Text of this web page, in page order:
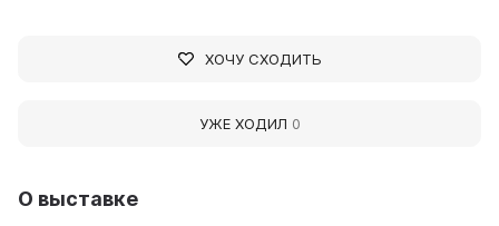
О выставке
ХОЧУ СХОДИТЬ
УЖЕ ХОДИЛ 0